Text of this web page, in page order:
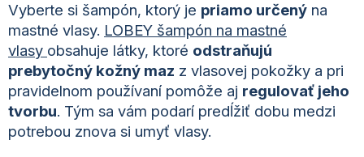
Vyberte si šampón, ktorý je priamo určený na
mastné vlasy. LOBEY šampón na mastné
vlasy obsahuje látky, ktoré odstraňujú
prebytočný kožný maz z vlasovej pokožky a pri
pravidelnom používaní pomôže aj regulovať jeho
tvorbu. Tým sa vám podarí predĺžiť dobu medzi
potrebou znova si umyť vlasy.